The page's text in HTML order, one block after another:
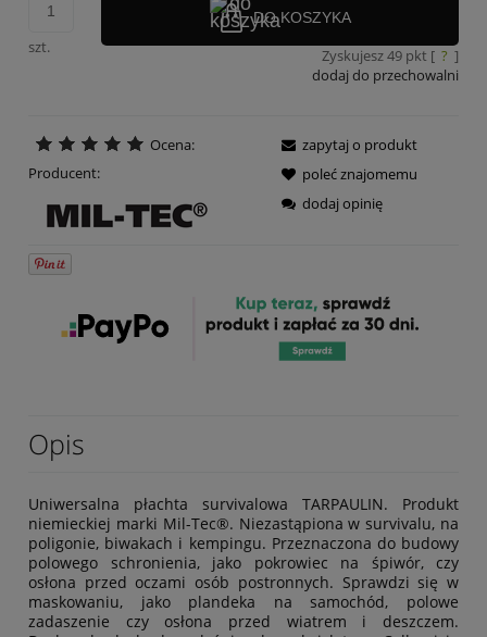
szt.
DO KOSZYKA
Zyskujesz49pkt [ ? ]
dodaj do przechowalni
Ocena:
Producent:
zapytaj o produkt
poleć znajomemu
dodaj opinię
Opis
Uniwersalna płachta survivalowa TARPAULIN. Produkt
niemieckiej marki Mil-Tec®. Niezastąpiona w survivalu, na
poligonie, biwakach i kempingu. Przeznaczona do budowy
polowego schronienia, jako pokrowiec na śpiwór, czy
osłona przed oczami osób postronnych. Sprawdzi się w
maskowaniu, jako plandeka na samochód, polowe
zadaszenie czy osłona przed wiatrem i deszczem.